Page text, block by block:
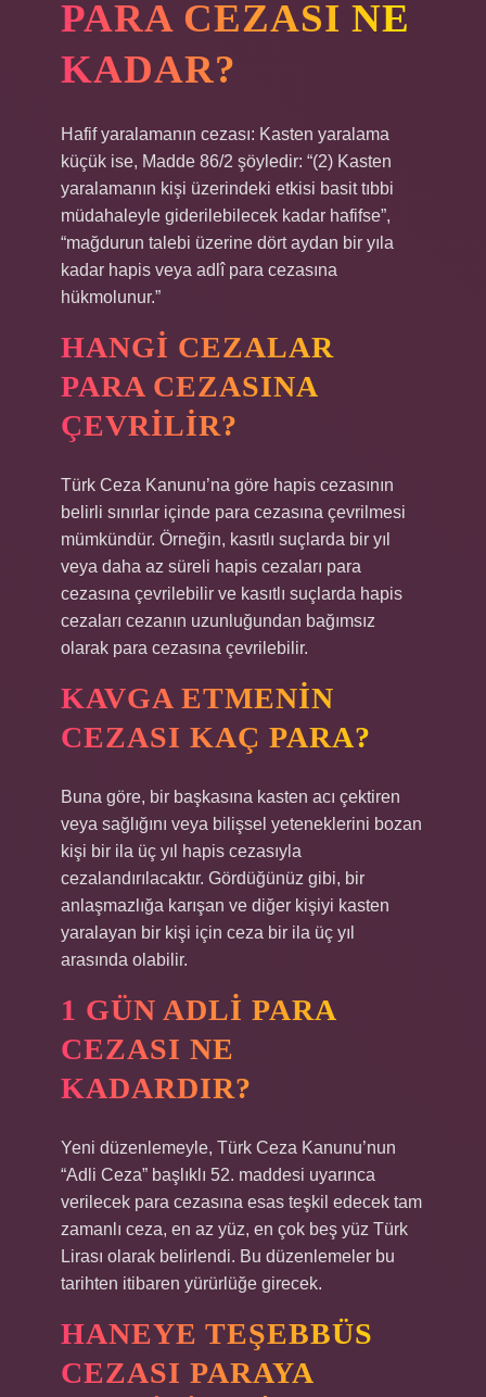
PARA CEZASI NE
KADAR?
Hafif yaralamanın cezası: Kasten yaralama
küçük ise, Madde 86/2 şöyledir: “(2) Kasten
yaralamanın kişi üzerindeki etkisi basit tıbbi
müdahaleyle giderilebilecek kadar hafifse”,
“mağdurun talebi üzerine dört aydan bir yıla
kadar hapis veya adlî para cezasına
hükmolunur.”
HANGI CEZALAR
PARA CEZASINA
ÇEVRILIR?
Türk Ceza Kanunu’na göre hapis cezasının
belirli sınırlar içinde para cezasına çevrilmesi
mümkündür. Örneğin, kasıtlı suçlarda bir yıl
veya daha az süreli hapis cezaları para
cezasına çevrilebilir ve kasıtlı suçlarda hapis
cezaları cezanın uzunluğundan bağımsız
olarak para cezasına çevrilebilir.
KAVGA ETMENIN
CEZASI KAÇ PARA?
Buna göre, bir başkasına kasten acı çektiren
veya sağlığını veya bilişsel yeteneklerini bozan
kişi bir ila üç yıl hapis cezasıyla
cezalandırılacaktır. Gördüğünüz gibi, bir
anlaşmazlığa karışan ve diğer kişiyi kasten
yaralayan bir kişi için ceza bir ila üç yıl
arasında olabilir.
1 GÜN ADLI PARA
CEZASI NE
KADARDIR?
Yeni düzenlemeyle, Türk Ceza Kanunu’nun
“Adli Ceza” başlıklı 52. maddesi uyarınca
verilecek para cezasına esas teşkil edecek tam
zamanlı ceza, en az yüz, en çok beş yüz Türk
Lirası olarak belirlendi. Bu düzenlemeler bu
tarihten itibaren yürürlüğe girecek.
HANEYE TEŞEBBÜS
CEZASI PARAYA